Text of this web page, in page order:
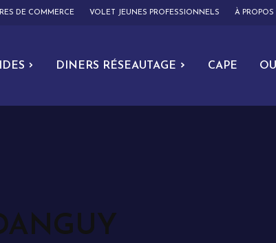
DE COMMERCE VOLET JEUNES PROFESSIONNELS À PROPOS
DINERS RÉSEAUTAGE CAPE